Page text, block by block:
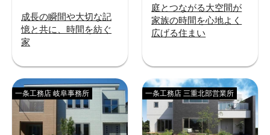
成長の瞬間や大切な記
憶と共に、時間を紡ぐ
家
庭とつながる大空間が
家族の時間を心地よく
広げる住まい
一条工務店 岐阜事務所 一条工務店 三重北部営業所